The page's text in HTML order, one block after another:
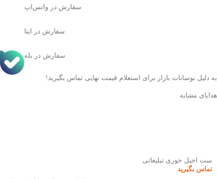
سفارش در واتس‌اپ
سفارش در ایتا
سفارش در بله
به دلیل نوسانات بازار برای استعلام قیمت نهایی تماس بگیرید!
هدایای مشابه
ست اجیل خوری تبلیغاتی
تماس بگیرید